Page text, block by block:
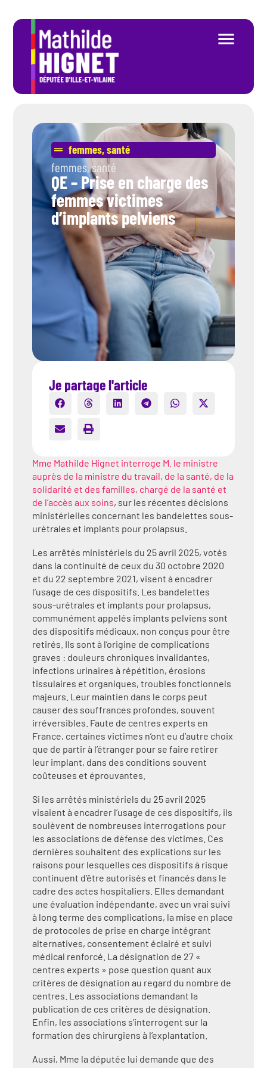
femmes,santé
femmes,santé
QE – Prise en charge des
femmes victimes
d’implants pelviens
Je partage l'article
Mme Mathilde Hignet interroge M. le ministre
auprès de la ministre du travail, de la santé, de la
solidarité et des familles, chargé de la santé et
de l’accès aux soins, sur les récentes décisions
ministérielles concernant les bandelettes sous-
urétrales et implants pour prolapsus.
Les arrêtés ministériels du 25 avril 2025, votés
dans la continuité de ceux du 30 octobre 2020
et du 22 septembre 2021, visent à encadrer
l’usage de ces dispositifs. Les bandelettes
sous-urétrales et implants pour prolapsus,
communément appelés implants pelviens sont
des dispositifs médicaux, non conçus pour être
retirés. Ils sont à l’origine de complications
graves : douleurs chroniques invalidantes,
infections urinaires à répétition, érosions
tissulaires et organiques, troubles fonctionnels
majeurs. Leur maintien dans le corps peut
causer des souffrances profondes, souvent
irréversibles. Faute de centres experts en
France, certaines victimes n’ont eu d’autre choix
que de partir à l’étranger pour se faire retirer
leur implant, dans des conditions souvent
coûteuses et éprouvantes.
Si les arrêtés ministériels du 25 avril 2025
visaient à encadrer l’usage de ces dispositifs, ils
soulèvent de nombreuses interrogations pour
les associations de défense des victimes. Ces
dernières souhaitent des explications sur les
raisons pour lesquelles ces dispositifs à risque
continuent d’être autorisés et financés dans le
cadre des actes hospitaliers. Elles demandant
une évaluation indépendante, avec un vrai suivi
à long terme des complications, la mise en place
de protocoles de prise en charge intégrant
alternatives, consentement éclairé et suivi
médical renforcé. La désignation de 27 «
centres experts » pose question quant aux
critères de désignation au regard du nombre de
centres. Les associations demandant la
publication de ces critères de désignation.
Enfin, les associations s’interrogent sur la
formation des chirurgiens à l’explantation.
Aussi, Mme la députée lui demande que des